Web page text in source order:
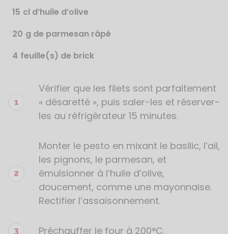
15 cl d’huile d’olive
20 g de parmesan râpé
4 feuille(s) de brick
de
Vérifier que les filets sont parfaitement
« désaretté », puis saler-les et réserver-
les au réfrigérateur 15 minutes.
Monter le pesto en mixant le basilic, l’ail,
les pignons, le parmesan, et
émulsionner à l’huile d’olive,
doucement, comme une mayonnaise.
Rectifier l’assaisonnement.
Préchauffer le four à 200°C.